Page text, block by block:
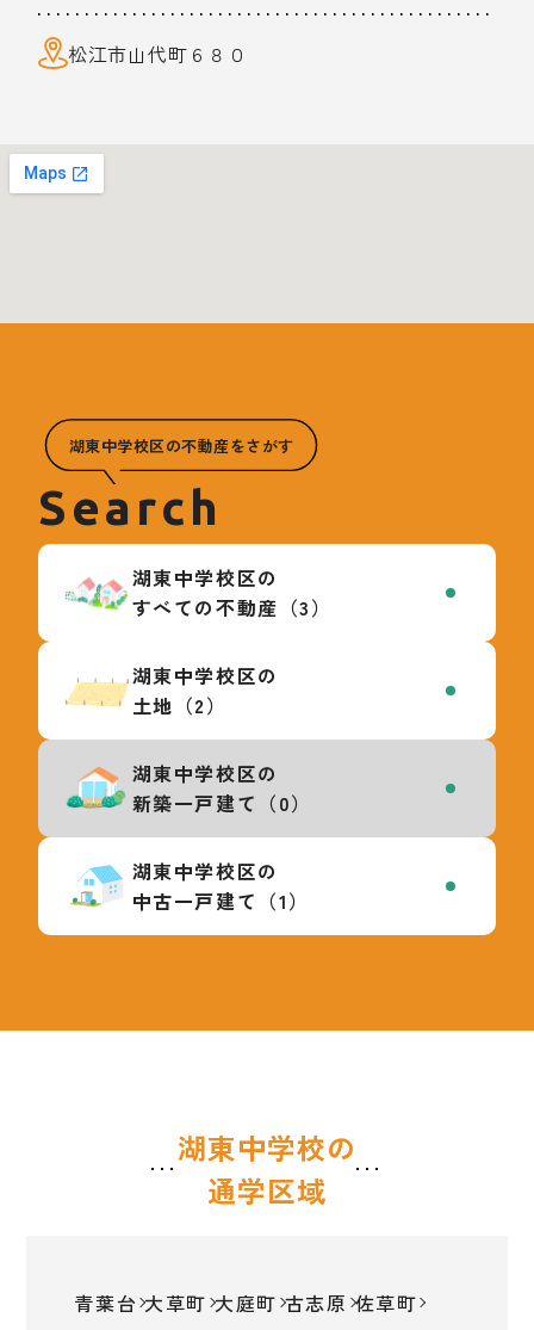
松江市山代町６８０
湖東中学校区の不動産をさがす
Search
湖東中学校区の
すべての不動産（3）
湖東中学校区の
土地（2）
湖東中学校区の
新築一戸建て（0）
湖東中学校区の
中古一戸建て（1）
湖東中学校の
通学区域
青葉台 大草町 大庭町 古志原 佐草町